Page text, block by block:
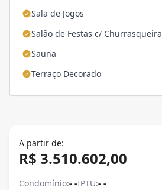
Sala de Jogos
Salão de Festas c/ Churrasqueira
Sauna
Terraço Decorado
A partir de:
R$ 3.510.602,00
Condomínio:- -IPTU:- -